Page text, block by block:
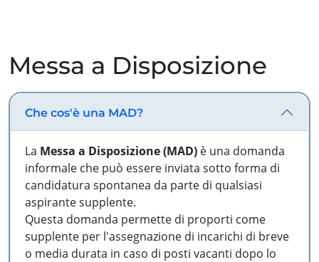
Messa a Disposizione
Che cos'è una MAD?
La Messa a Disposizione (MAD) è una domanda
informale che può essere inviata sotto forma di
candidatura spontanea da parte di qualsiasi
aspirante supplente.
Questa domanda permette di proporti come
supplente per l'assegnazione di incarichi di breve
o media durata in caso di posti vacanti dopo lo